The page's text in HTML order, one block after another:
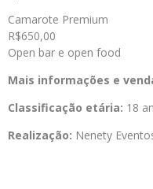
Camarote Premium
R$650,00
Open bar e open food
Mais informações e
Classificação etária: 18
Realização: Nenety